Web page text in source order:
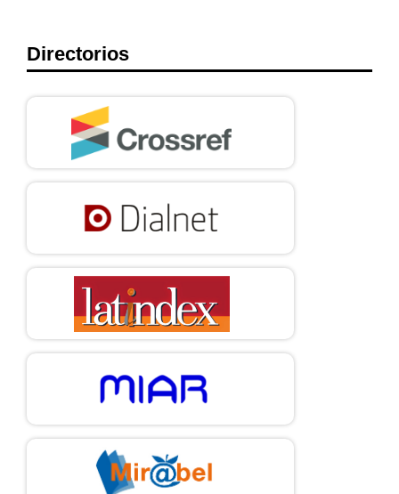
33. Rojas Estapé M. Cómo hacer que te pasen cosas buenas:
Barcelona: Espasa; 2023.
34. Garcia JC, Arteaga A. Allostatic load and physiological
responses to work stress: an integrative review. Rev Bras Med
DOI:https://doi.org/10.47626/1679-4435-2023-945
35. Soria V, Uribe J, Salvat-Pujol N, Palao D, Menchón JM, Labad J.
Psiconeuroinmunología de los trastornos mentales. Revista de
Psiquiatría y Salud Mental [Internet]. 2018 [citado 28 de
septiembre de 2023]; 11(2):115–24. Disponible en:
https://linkinghub.elsevier.com/retrieve/pii/S1888989117301003
36. Kemp W, Bashir A, Dababneh H, Cohen-Gadol A. Cushing’s
ulcer: Further reflections. Asian J Neurosurg [Internet]. 2015
[citado 28 de septiembre de 2023]; 10(02):87–94. Disponible en:
http://www.thieme-connect.de/DOI/DOI?10.4103/1793-
DOI:https://doi.org/10.4103/1793-5482.154976
Directorios